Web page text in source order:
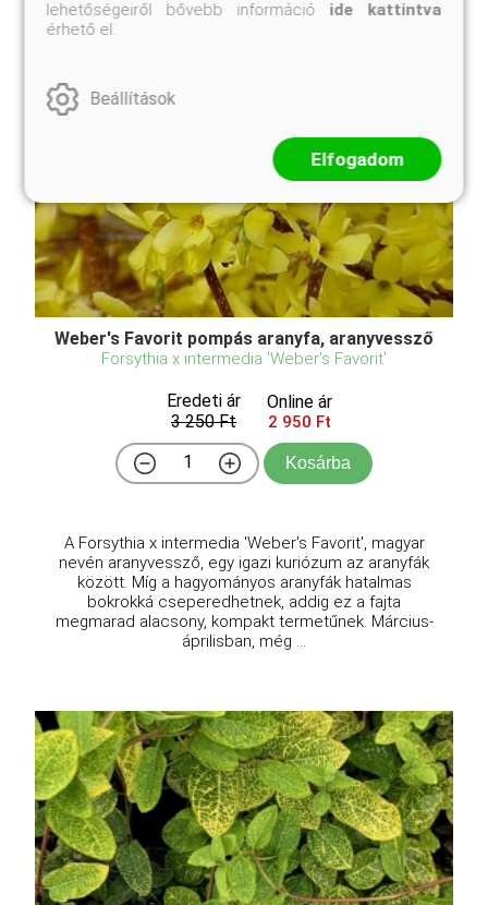
Weber's Favorit pompás aranyfa, aranyvessző
Forsythia x intermedia 'Weber's Favorit'
Eredeti ár
3 250 Ft
Online ár
2 950 Ft
Kosárba
A Forsythia x intermedia 'Weber's Favorit', magyar
nevén aranyvessző, egy igazi kuriózum az aranyfák
között. Míg a hagyományos aranyfák hatalmas
bokrokká cseperedhetnek, addig ez a fajta
megmarad alacsony, kompakt termetűnek. Március-
áprilisban, még ...
lehetőségeiről bővebb információ ide kattintva
érhető el.
Beállítások
Elfogadom